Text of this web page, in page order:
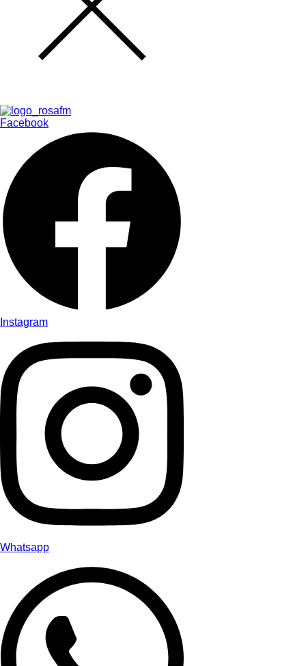
Facebook
Instagram
Whatsapp